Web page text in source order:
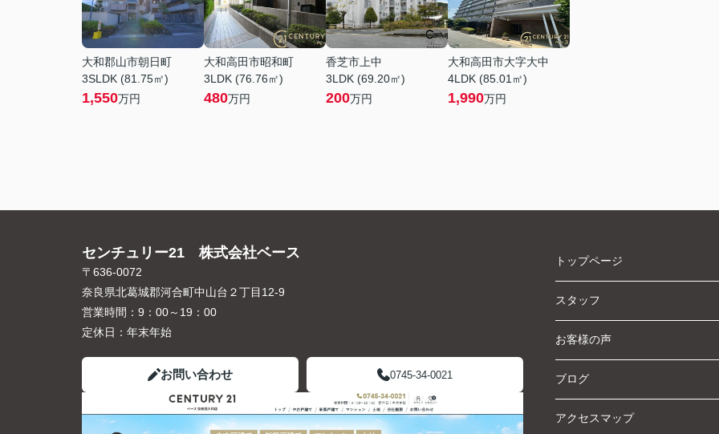
大和郡山市朝日町
3SLDK (81.75㎡)
1,550万円
大和高田市昭和町
3LDK (76.76㎡)
480万円
香芝市上中
3LDK (69.20㎡)
200万円
大和高田市大字大中
4LDK (85.01㎡)
1,990万円
センチュリー21 株式会社ベース
〒636-0072
奈良県北葛城郡河合町中山台２丁目12-9
営業時間： 9：00～19：00
定休日： 年末年始
お問い合わせ 0745-34-0021
トップページ
スタッフ
お客様の声
ブログ
アクセスマップ